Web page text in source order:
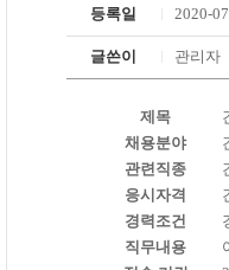
등록일 2020-
글쓴이 관리자
제목
채용분야
관련직종
응시자격
경력조건
직무내용